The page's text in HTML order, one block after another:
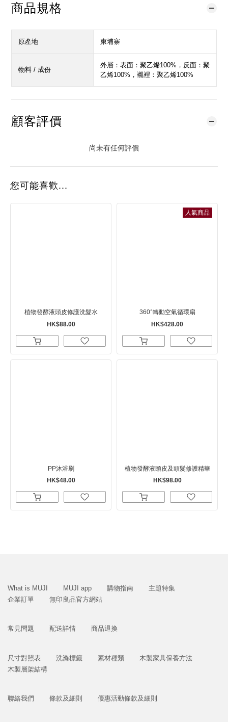
商品規格
原產地 柬埔寨
物料 / 成份
外層：表面：聚乙烯100%，反面：聚
乙烯100%，襯裡：聚乙烯100%
顧客評價
尚未有任何評價
您可能喜歡...
植物發酵液頭皮修護洗髮水
HK$88.00
人氣商品
360°轉動空氣循環扇
HK$428.00
PP沐浴刷
HK$48.00
植物發酵液頭皮及頭髮修護精華
HK$98.00
What is MUJI MUJI app 購物指南
主題特集
企業訂單
無印良品官方網站
常見問題 配送詳情 商品退換
尺寸對照表 洗滌標籤 素材種類
木製家具保養方法
木製層架結構
聯絡我們 條款及細則 優惠活動條款及細則